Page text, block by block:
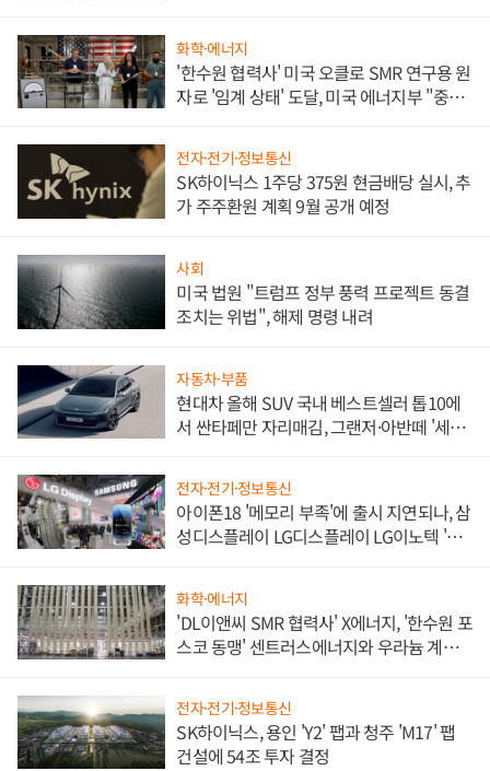
화학·에너지
'한수원 협력사' 미국 오클로 SMR 연구용 원
자로 '임계 상태' 도달, 미국 에너지부 "중요
전자·전기·정보통신
SK하이닉스 1주당 375원 현금배당 실시, 추
가 주주환원 계획 9월 공개 예정
사회
미국 법원 "트럼프 정부 풍력 프로젝트 동결
조치는 위법", 해제 명령 내려
자동차·부품
현대차 올해 SUV 국내 베스트셀러 톱10에
서 싼타페만 자리매김, 그랜저·아반떼 '세단
전자·전기·정보통신
아이폰18 '메모리 부족'에 출시 지연되나, 삼
성디스플레이 LG디스플레이 LG이노텍 '탈
화학·에너지
'DL이앤씨 SMR 협력사' X에너지, '한수원 포
스코 동맹' 센트러스에너지와 우라늄 계약
전자·전기·정보통신
SK하이닉스, 용인 'Y2' 팹과 청주 'M17' 팹
건설에 54조 투자 결정